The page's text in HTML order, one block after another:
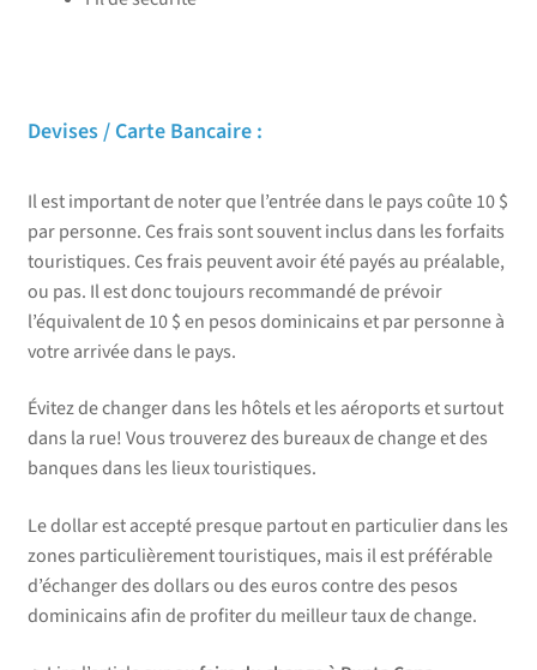
Devises / Carte Bancaire :
Il est important de noter que l’entrée dans le pays coûte 10 $
par personne. Ces frais sont souvent inclus dans les forfaits
touristiques. Ces frais peuvent avoir été payés au préalable,
ou pas. Il est donc toujours recommandé de prévoir
l’équivalent de 10 $ en pesos dominicains et par personne à
votre arrivée dans le pays.
Évitez de changer dans les hôtels et les aéroports et surtout
dans la rue! Vous trouverez des bureaux de change et des
banques dans les lieux touristiques.
Le dollar est accepté presque partout en particulier dans les
zones particulièrement touristiques, mais il est préférable
d’échanger des dollars ou des euros contre des pesos
dominicains afin de profiter du meilleur taux de change.